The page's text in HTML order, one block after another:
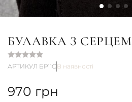
БУЛАВКА З СЕРЦЕМ
АРТИКУЛ БР11С В наявності
970 грн